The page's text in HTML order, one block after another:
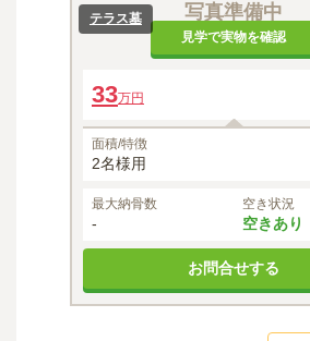
写真準備中
見学で実物を確認
テラス墓
33万円
面積/特徴
2名様用
最大納骨数
-
空き状況
空きあり
お問合せする